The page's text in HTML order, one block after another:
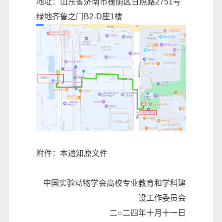
绿地齐鲁之门B2-D座1楼
附件：本通知原文件
中国实验动物学会高校专业教育和学科建
设工作委员会
二○二四年十月十一日